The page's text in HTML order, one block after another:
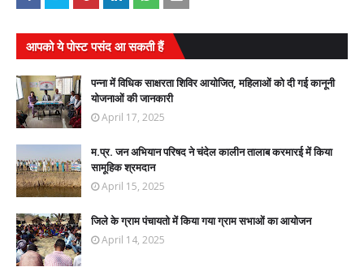
आपको ये पोस्ट पसंद आ सकती हैं
पन्ना में विधिक साक्षरता शिविर आयोजित, महिलाओं को दी गई कानूनी
योजनाओं की जानकारी
April 17, 2025
म.प्र. जन अभियान परिषद ने चंदेल कालीन तालाब करमारई में किया
सामूहिक श्रमदान
April 15, 2025
जिले के ग्राम पंचायतो में किया गया ग्राम सभाओं का आयोजन
April 14, 2025